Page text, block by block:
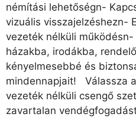
némítási lehetőségn-
vizuális visszajelzéshezn-
vezeték nélküli
házakba, irodákba,
kényelmesebbé és
mindennapjait! Válassza a
vezeték nélküli csengő
zavartalan